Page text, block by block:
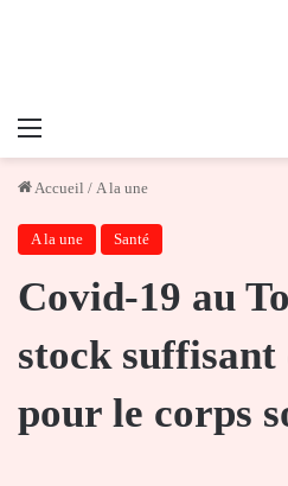
Menu
Accueil / A la une
A la une Santé
Covid-19 au
stock suffisant
pour le corps